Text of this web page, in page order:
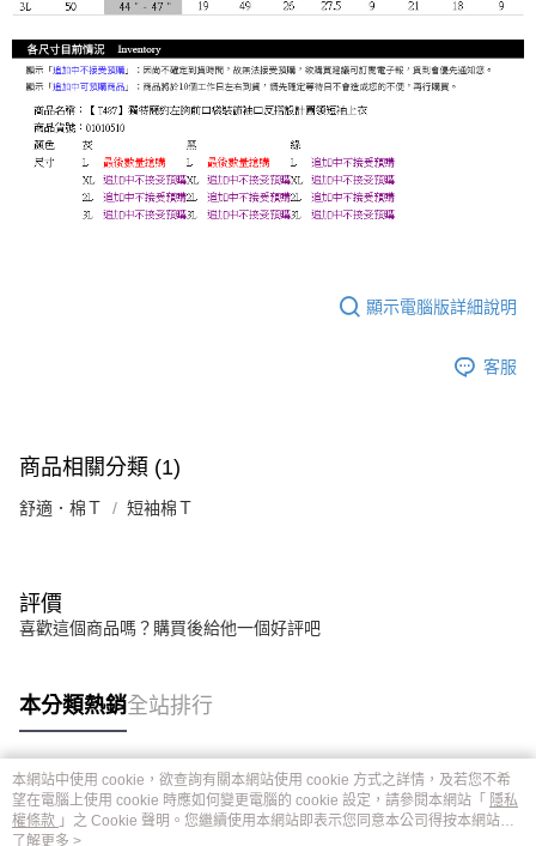
顯示電腦版詳細說明
客服
商品相關分類 (1)
舒適．棉Ｔ 短袖棉Ｔ
評價
喜歡這個商品嗎？購買後給他一個好評吧
本分類熱銷全站排行
熱門標籤
本網站中使用 cookie，欲查詢有關本網站使用 cookie 方式之詳情，及若您不希
望在電腦上使用 cookie 時應如何變更電腦的 cookie 設定，請參閱本網站「 隱私
權條款 」之 Cookie 聲明。您繼續使用本網站即表示您同意本公司得按本網站使
用條款之 Cookie 聲明使用 cookie。
了解更多 >